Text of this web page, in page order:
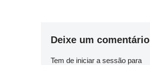
Deixe um comentário
Tem de iniciar a sessão para